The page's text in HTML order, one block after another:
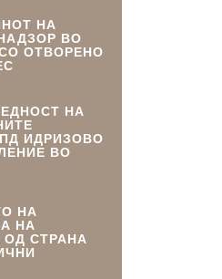
НА
ВО
ОТВОРЕНО
НА
ИДРИЗОВО
ВО
НА
НА
СТРАНА